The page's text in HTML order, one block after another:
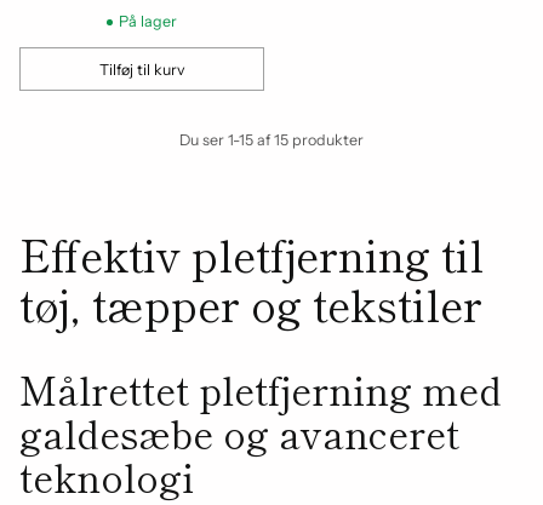
På lager
Tilføj til kurv
Mængde
Du ser 1-15 af 15 produkter
Effektiv pletfjerning til
tøj, tæpper og tekstiler
Målrettet pletfjerning med
galdesæbe og avanceret
teknologi